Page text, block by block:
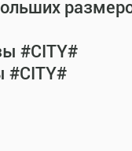
#CITY#
#CITY#